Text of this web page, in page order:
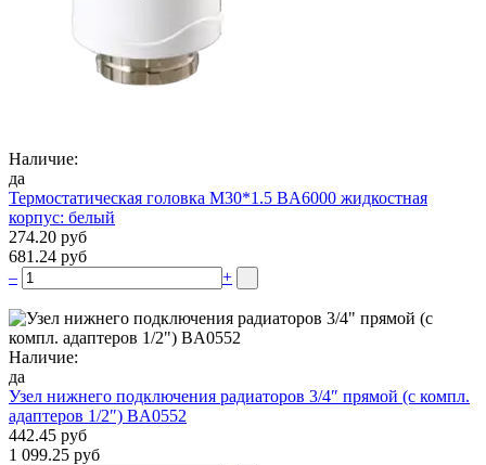
Наличие:
да
Термостатическая головка M30*1.5 BA6000 жидкостная
корпус: белый
274.20 руб
681.24 руб
–
+
Наличие:
да
Узел нижнего подключения радиаторов 3/4″ прямой (c компл.
адаптеров 1/2″) BA0552
442.45 руб
1 099.25 руб